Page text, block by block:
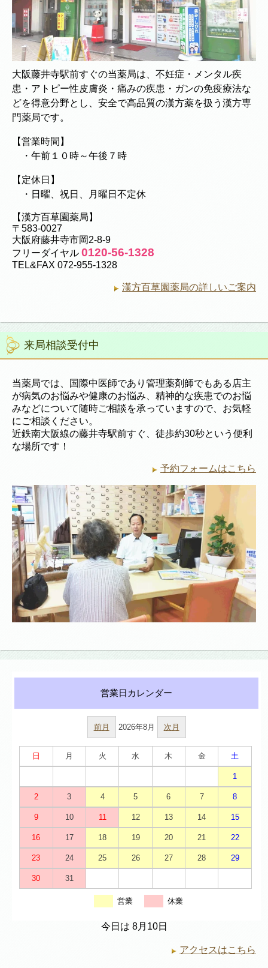
大阪藤井寺駅前すぐの当薬局は、不妊症・メンタル疾
患・アトピー性皮膚炎・痛みの疾患・ガンの免疫療法な
どを得意分野とし、安全で高品質の漢方薬を扱う漢方専
門薬局です。
【営業時間】
・午前１０時～午後７時
【定休日】
・日曜、祝日、月曜日不定休
【漢方百草園薬局】
〒583-0027
大阪府藤井寺市岡2-8-9
フリーダイヤル 0120-56-1328
TEL&FAX 072-955-1328
漢方百草園薬局の詳しいご案内
来局相談受付中
当薬局では、国際中医師であり管理薬剤師でもある店主
が病気のお悩みや健康のお悩み、精神的な疾患でのお悩
みなどについて随時ご相談を承っていますので、お気軽
にご相談ください。
近鉄南大阪線の藤井寺駅前すぐ、徒歩約30秒という便利
な場所です！
予約フォームはこちら
前月 2026年8月 次月
日 月 火 水 木 金 土
1
2 3 4 5 6 7 8
9 10 11 12 13 14 15
16 17 18 19 20 21 22
23 24 25 26 27 28 29
30 31
営業 休業
今日は 8月10日
アクセスはこちら